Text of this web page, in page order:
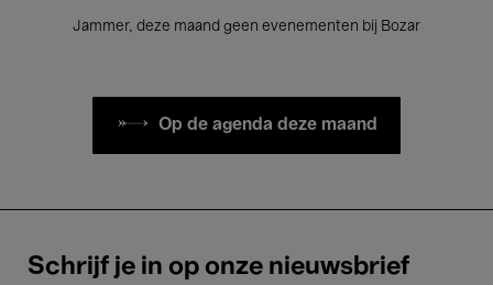
Jammer, deze maand geen evenementen bij Bozar
Op de agenda deze maand
Schrijf je in op onze nieuwsbrief